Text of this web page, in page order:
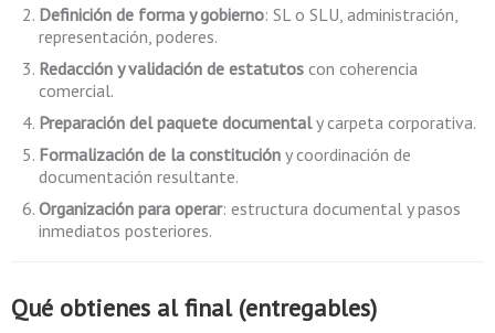
Definición de forma y gobierno: SL o SLU, administración,
representación, poderes.
Redacción y validación de estatutos con coherencia
comercial.
Preparación del paquete documentaly carpeta corporativa.
Formalización de la constitución y coordinación de
documentación resultante.
Organización para operar: estructura documental y pasos
inmediatos posteriores.
Qué obtienes al final (entregables)